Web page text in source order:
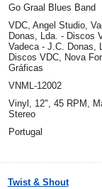
Go Graal Blues Band
VDC, Angel Studio,
Donas, Lda. - Discos
Vadeca - J.C. Donas,
Discos VDC, Nova
Gráficas
VNML-12002
Vinyl, 12", 45 RPM,
Stereo
Portugal
Twist & Shout